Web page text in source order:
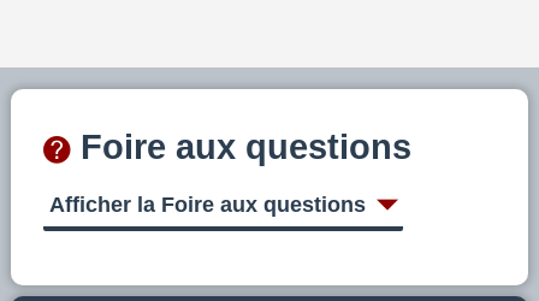
Foire aux questions
Afficher la Foire aux questions